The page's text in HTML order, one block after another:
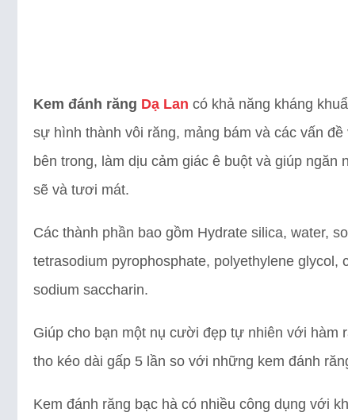
Kem đánh răng Dạ Lan có khả năng kháng
sự hình thành vôi răng, mảng bám và các vấn
bên trong, làm dịu cảm giác ê buột và giúp
sẽ và tươi mát.
Các thành phần bao gồm Hydrate silica, water,
tetrasodium pyrophosphate, polyethylene
sodium saccharin.
Giúp cho bạn một nụ cười đẹp tự nhiên với
tho kéo dài gấp 5 lần so với những kem đánh
Kem đánh răng bạc hà có nhiều công dụng với